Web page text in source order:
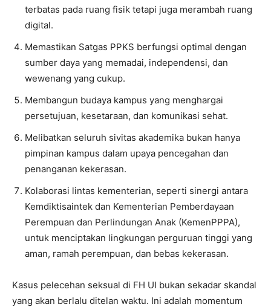
terbatas pada ruang fisik tetapi juga merambah ruang
digital.
Memastikan Satgas PPKS berfungsi optimal dengan
sumber daya yang memadai, independensi, dan
wewenang yang cukup.
Membangun budaya kampus yang menghargai
persetujuan, kesetaraan, dan komunikasi sehat.
Melibatkan seluruh sivitas akademika bukan hanya
pimpinan kampus dalam upaya pencegahan dan
penanganan kekerasan.
Kolaborasi lintas kementerian, seperti sinergi antara
Kemdiktisaintek dan Kementerian Pemberdayaan
Perempuan dan Perlindungan Anak (KemenPPPA),
untuk menciptakan lingkungan perguruan tinggi yang
aman, ramah perempuan, dan bebas kekerasan.
Kasus pelecehan seksual di FH UI bukan sekadar skandal
yang akan berlalu ditelan waktu. Ini adalah momentum